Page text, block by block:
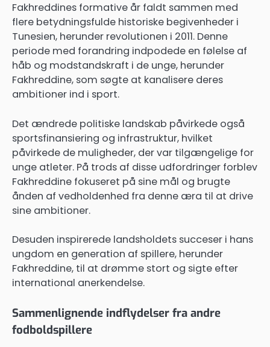
Fakhreddines formative år faldt sammen med
flere betydningsfulde historiske begivenheder i
Tunesien, herunder revolutionen i 2011. Denne
periode med forandring indpodede en følelse af
håb og modstandskraft i de unge, herunder
Fakhreddine, som søgte at kanalisere deres
ambitioner ind i sport.
Det ændrede politiske landskab påvirkede også
sportsfinansiering og infrastruktur, hvilket
påvirkede de muligheder, der var tilgængelige for
unge atleter. På trods af disse udfordringer forblev
Fakhreddine fokuseret på sine mål og brugte
ånden af vedholdenhed fra denne æra til at drive
sine ambitioner.
Desuden inspirerede landsholdets succeser i hans
ungdom en generation af spillere, herunder
Fakhreddine, til at drømme stort og sigte efter
international anerkendelse.
Sammenlignende indflydelser fra andre
fodboldspillere